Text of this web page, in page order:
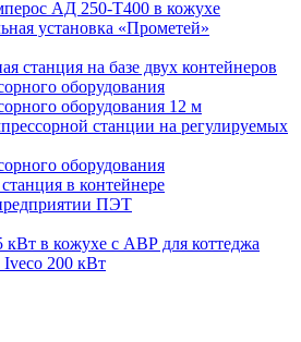
АД 250-Т400 в кожухе
установка «Прометей»
станция на базе двух контейнеров
оборудования
оборудования 12 м
станции на регулируемых
оборудования
в контейнере
ПЭТ
кВт в кожухе с АВР для коттеджа
Iveco 200 кВт